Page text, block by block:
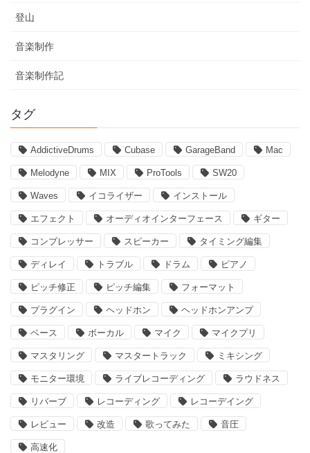
登山
音楽制作
音楽制作記
タグ
AddictiveDrums Cubase GarageBand Mac
Melodyne MIX ProTools SW20
Waves イコライザー インストール
エフェクト オーディオインターフェース ギター
コンプレッサー スピーカー タイミング編集
ディレイ トラブル ドラム ピアノ
ピッチ修正 ピッチ編集 フォーマット
プラグイン ヘッドホン ヘッドホンアンプ
ベース ボーカル マイク マイクプリ
マスタリング マスタートラック ミキシング
モニター環境 ライブレコーディング ラウドネス
リバーブ レコーディング レコーデイング
レビュー 改造 歌ってみた 音圧
高速化